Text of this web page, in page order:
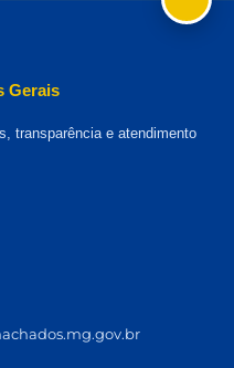
Gerais
transparência e atendimento